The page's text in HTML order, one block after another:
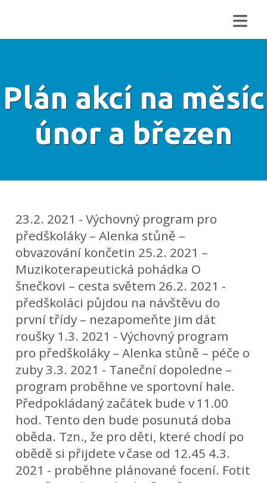
≡
Plán akcí na měsíc
únor a březen
23.2. 2021 - Výchovný program pro
předškoláky – Alenka stůně –
obvazování končetin 25.2. 2021 –
Muzikoterapeutická pohádka O
šnečkovi – cesta světem 26.2. 2021 -
předškoláci půjdou na návštěvu do
první třídy – nezapomeňte jim dát
roušky 1.3. 2021 - Výchovný program
pro předškoláky – Alenka stůně – péče o
zuby 3.3. 2021 - Taneční dopoledne –
program proběhne ve sportovní hale.
Předpokládaný začátek bude v 11.00
hod. Tento den bude posunutá doba
oběda. Tzn., že pro děti, které chodí po
obědě si přijdete v čase od 12.45 4.3.
2021 - proběhne plánované focení. Fotit